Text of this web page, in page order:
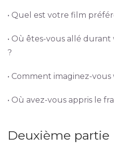
• Quel est votre film
• Où êtes-vous allé durant
?
• Comment imaginez-vous
• Où avez-vous appris le
Deuxième partie